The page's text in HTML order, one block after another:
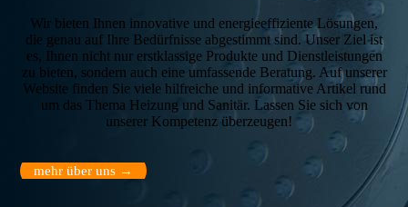
Wir bieten Ihnen innovative und energieeffiziente Lösungen,
die genau auf Ihre Bedürfnisse abgestimmt sind. Unser Ziel ist
es, Ihnen nicht nur erstklassige Produkte und Dienstleistungen
zu bieten, sondern auch eine umfassende Beratung. Auf unserer
Website finden Sie viele hilfreiche und informative Artikel rund
um das Thema Heizung und Sanitär. Lassen Sie sich von
unserer Kompetenz überzeugen!
mehr über uns →